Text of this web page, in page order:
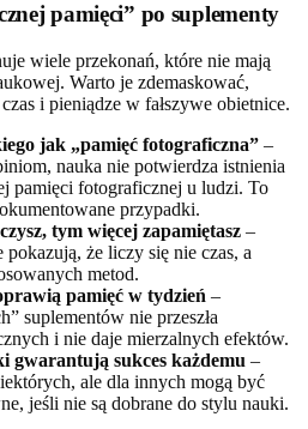
pamięci” po suplementy
wiele przekonań, które nie mają
Warto je zdemaskować,
i pieniądze w fałszywe obietnice.
jak „pamięć fotograficzna” –
nauka nie potwierdza istnienia
pamięci fotograficznej u ludzi. To
przypadki.
tym więcej zapamiętasz –
że liczy się nie czas, a
metod.
pamięć w tydzień –
suplementów nie przeszła
i nie daje mierzalnych efektów.
gwarantują sukces każdemu –
ale dla innych mogą być
jeśli nie są dobrane do stylu nauki.